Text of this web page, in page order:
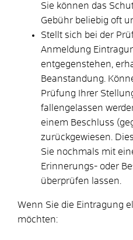
Sie können das
Gebühr beliebig oft
Stellt sich bei der
Anmeldung
entgegenstehen,
Beanstandung.
Prüfung Ihrer
fallengelassen
einem Beschluss
zurückgewiesen.
Sie nochmals mit
Erinnerungs- oder
überprüfen lassen.
Wenn Sie die Eintragung
möchten: